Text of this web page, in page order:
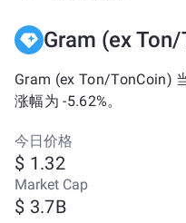
Gram (ex
Gram (ex Ton/TonCoin)
涨幅为 -5.62%。
今日价格
$ 1.32
Market Cap
$ 3.7B